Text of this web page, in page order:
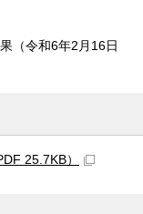
（令和6年2月16日
25.7KB）